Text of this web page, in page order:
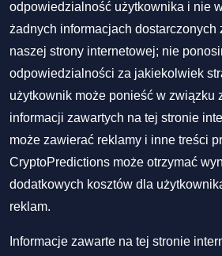
odpowiedzialność użytkownika i nie
żadnych informacjach dostarczonych
naszej strony internetowej; nie
odpowiedzialności za jakiekolwiek
użytkownik może ponieść w związku
informacji zawartych na tej stronie
może zawierać reklamy i inne treści
CryptoPredictions może otrzymać
dodatkowych kosztów dla
reklam.
Informacje zawarte na tej stronie